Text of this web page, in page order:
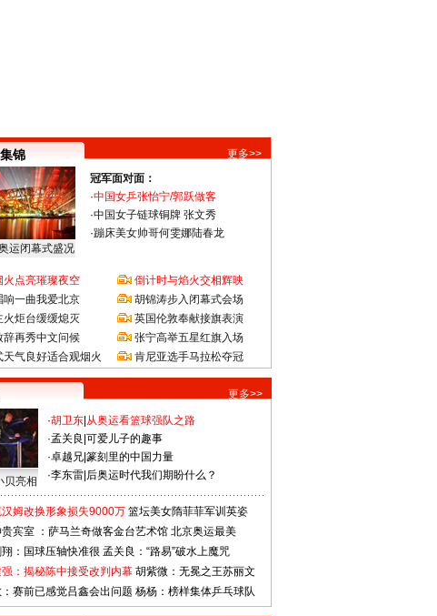
锦 更多>>
运闭幕式盛况
冠军面对面：
·中国女乒张怡宁/郭跃做客
·中国女子链球铜牌 张文秀
·蹦床美女帅哥何雯娜陆春龙
火点亮璀璨夜空
响一曲我爱北京
火炬台缓缓熄灭
辞再秀中文问候
天气良好适合观烟火
倒计时与焰火交相辉映
胡锦涛步入闭幕式会场
英国伦敦奉献接旗表演
张宁高举五星红旗入场
肯尼亚选手马拉松夺冠
更多>>
贝亮相
·胡卫东 从奥运看篮球强队之路
·孟关良 可爱儿子的趣事
·卓越兄 篆刻里的中国力量
·李东雷 后奥运时代我们期盼什么？
汉姆改换形象损失9000万 篮坛美女隋菲菲军训英姿
宾室 ：萨马兰奇做客金台艺术馆 北京奥运最美
翔：国球压轴快准很 孟关良：“路易”破水上魔咒
：揭秘陈中接受改判内幕 胡紫微：无冕之王苏丽文
赛前已感觉吕鑫会出问题 杨杨：榜样集体乒乓球队